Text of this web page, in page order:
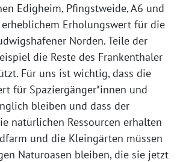
Edigheim, Pfingstweide, A6 und
Erholungswert für die
Norden. Teile der
die Reste des Frankenthaler
Für uns ist wichtig, dass die
für Spaziergänger*innen und
bleiben und dass der
natürlichen Ressourcen erhalten
und die Kleingärten müssen
Naturoasen bleiben, die sie jetzt